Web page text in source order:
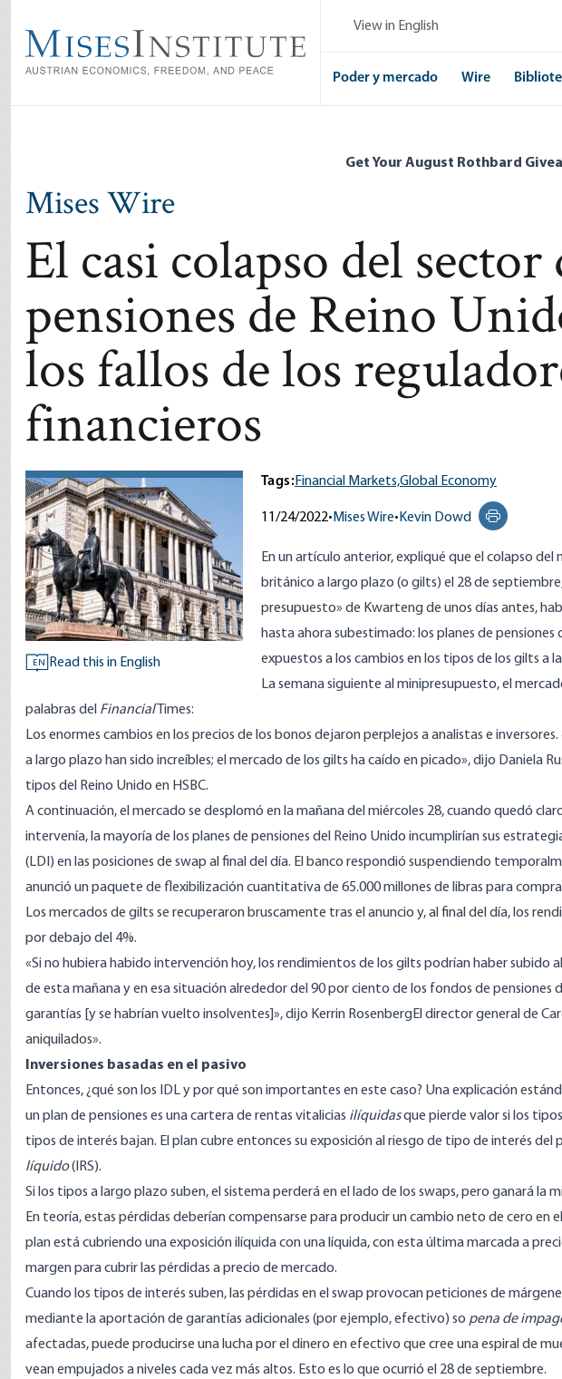
main
content
View in English
Poder y mercado Wire
Get Your August Rothbard
Mises Wire
El casi colapso del sector
pensiones de Reino
los fallos de los
financieros
EN Read this in English
Tags:Financial Markets,Global Economy
11/24/2022• Mises Wire• Kevin Dowd
Print this
En unartículo anterior, expliqué que el colapso
británico a largo plazo (o gilts) el 28 de
presupuesto» de Kwarteng de unos días antes,
hasta ahora subestimado: los planes de
expuestos a los cambios en los tipos de los gilts a
La semana siguiente al minipresupuesto, el
palabras del FinancialTimes:
Los enormes cambios en los precios de los bonos dejaron perplejos a analistas e
a largo plazo han sido increíbles; el mercado de los gilts ha caído en picado», dijo Daniela
tipos del Reino Unido en HSBC.
A continuación, el mercado se desplomó en la mañana del miércoles 28, cuando quedó
intervenía, la mayoría de los planes de pensiones del Reino Unido incumplirían sus
(LDI) en las posiciones de swap al final del día. El banco respondió suspendiendo
anunció un paquete de flexibilización cuantitativa de 65.000 millones de libras para
Los mercados de gilts se recuperaron bruscamente tras el anuncio y, al final del día, los
por debajo del 4%.
«Si no hubiera habido intervención hoy, los rendimientos de los gilts podrían haber subido
de esta mañana y en esa situación alrededor del 90 por ciento de los fondos de pensiones
garantías [y se habrían vuelto insolventes]», dijo Kerrin RosenbergEl director general de
aniquilados».
Inversiones basadas en el pasivo
Entonces, ¿qué son los IDL y por qué son importantes en este caso? Una explicación
un plan de pensiones es una cartera de rentas vitalicias ilíquidasque pierde valor si los
tipos de interés bajan. El plan cubre entonces su exposición al riesgo de tipo de interés del
líquido(IRS).
Si los tipos a largo plazo suben, el sistema perderá en el lado de los swaps, pero ganará la
En teoría, estas pérdidas deberían compensarse para producir un cambio neto de cero en
plan está cubriendo una exposición ilíquida con una líquida, con esta última marcada a
margen para cubrir las pérdidas a precio de mercado.
Cuando los tipos de interés suben, las pérdidas en el swap provocan peticiones de
mediante la aportación de garantías adicionales (por ejemplo, efectivo) so pena de
afectadas, puede producirse una lucha por el dinero en efectivo que cree una espiral de
vean empujados a niveles cada vez más altos. Esto es lo que ocurrió el 28 de septiembre.